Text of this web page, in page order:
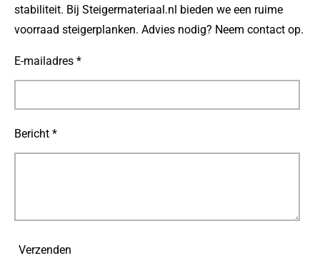
stabiliteit. Bij Steigermateriaal.nl bieden we een ruime
voorraad steigerplanken. Advies nodig? Neem contact op.
E-mailadres *
Bericht *
Verzenden